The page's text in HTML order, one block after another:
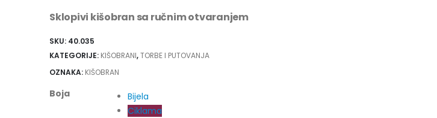
Sklopivi kišobran sa ručnim otvaranjem
SKU: 40.035
KATEGORIJE: KIŠOBRANI,TORBE I PUTOVANJA
OZNAKA: KIŠOBRAN
Boja
Bijela
Ciklama